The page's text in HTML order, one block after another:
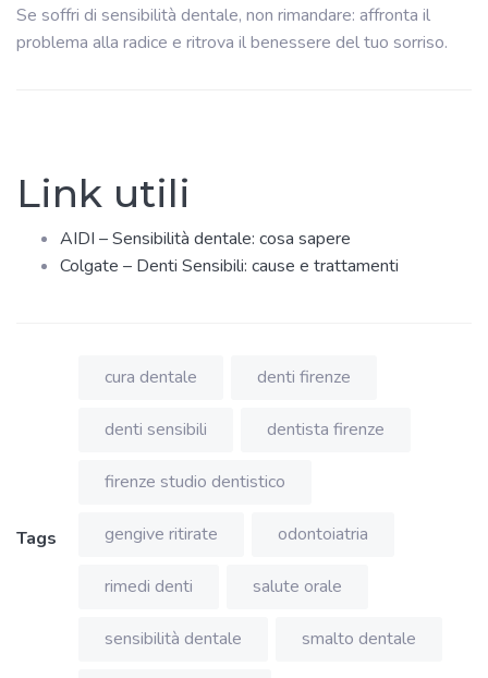
Se soffri di sensibilità dentale, non rimandare: affronta il
problema alla radice e ritrova il benessere del tuo sorriso.
Link utili
AIDI – Sensibilità dentale: cosa sapere
Colgate – Denti Sensibili: cause e trattamenti
Tags
cura dentale denti firenze
denti sensibili dentista firenze
firenze studio dentistico
gengive ritirate odontoiatria
rimedi denti salute orale
sensibilità dentale smalto dentale